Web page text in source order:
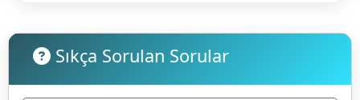
Sıkça Sorulan Sorular